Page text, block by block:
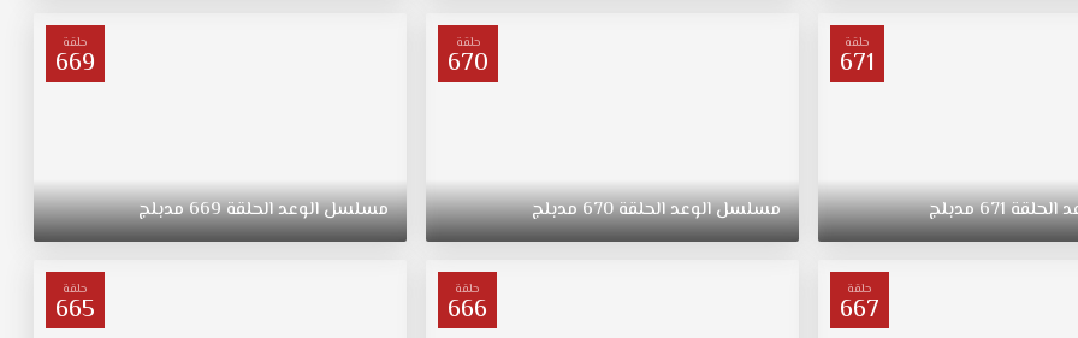
حلقة
671
الحلقة671مدبلج
حلقة
670
مسلسلالوعدالحلقة670مدبلج
حلقة
669
مسلسلالوعدالحلقة669مدبلج
حلقة
667
حلقة
666
حلقة
665